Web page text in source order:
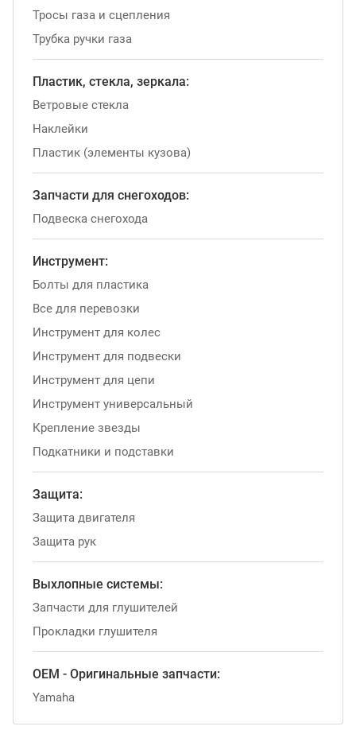
Тросы газа и сцепления
Трубка ручки газа
Пластик, стекла, зеркала:
Ветровые стекла
Наклейки
Пластик (элементы кузова)
Запчасти для снегоходов:
Подвеска снегохода
Инструмент:
Болты для пластика
Все для перевозки
Инструмент для колес
Инструмент для подвески
Инструмент для цепи
Инструмент универсальный
Крепление звезды
Подкатники и подставки
Защита:
Защита двигателя
Защита рук
Выхлопные системы:
Запчасти для глушителей
Прокладки глушителя
OEM - Оригинальные запчасти:
Yamaha